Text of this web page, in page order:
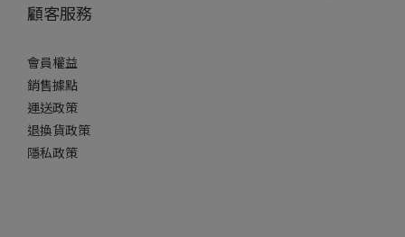
顧客服務
會員權益
銷售據點
運送政策
退換貨政策
隱私政策